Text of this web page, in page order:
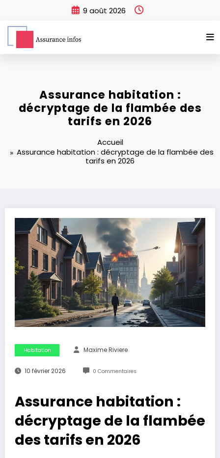
9 août 2026
Assurance habitation :
décryptage de la flambée des
tarifs en 2026
Accueil
Assurance habitation : décryptage de la flambée des
tarifs en 2026
Habitation Maxime Riviere
10 février 2026 0 Commentaires
Assurance habitation :
décryptage de la flambée
des tarifs en 2026